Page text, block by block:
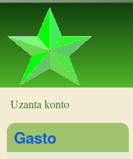
Vi estas ĉi tie
Uzanta konto
Gasto